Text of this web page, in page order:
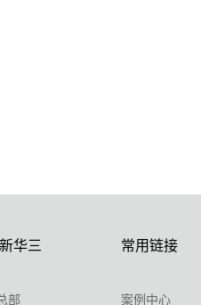
华三
部
常用链接
案例中心